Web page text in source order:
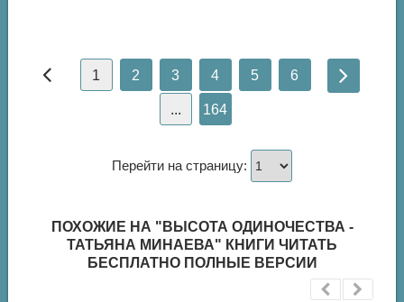
1 2 3 4 5 6
... 164
Перейти на страницу:
ПОХОЖИЕ НА "ВЫСОТА ОДИНОЧЕСТВА -
ТАТЬЯНА МИНАЕВА" КНИГИ ЧИТАТЬ
БЕСПЛАТНО ПОЛНЫЕ ВЕРСИИ